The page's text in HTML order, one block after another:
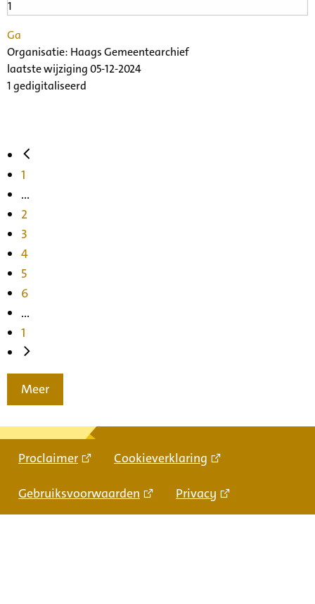
Ga
Organisatie: Haags Gemeentearchief
laatste wijziging 05-12-2024
1 gedigitaliseerd
1
...
2
3
4
5
6
...
1
Meer
Proclaimer Cookieverklaring
Gebruiksvoorwaarden Privacy